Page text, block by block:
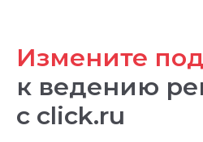
Измените
к ведению
с click.ru